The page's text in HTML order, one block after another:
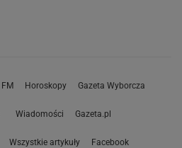
Horoskopy Gazeta Wyborcza
Wiadomości Gazeta.pl
Wszystkie artykuły Facebook